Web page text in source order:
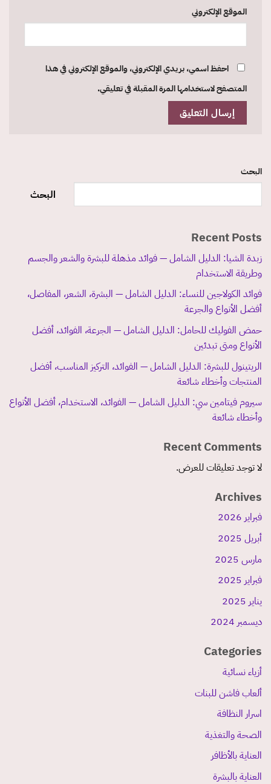
البحث
البحث
Recent Posts
زبدة الشيا: الدليل الشامل — فوائد مذهلة للبشرة والشعر والجسم
وطريقة الاستخدام
فوائد الكولاجين للنساء: الدليل الشامل — البشرة، الشعر، المفاصل،
أفضل الأنواع والجرعة
حمض الفوليك للحامل: الدليل الشامل — الجرعة، الفوائد، أفضل
الأنواع ومتى تبدئين
الريتينول للبشرة: الدليل الشامل — الفوائد، التركيز المناسب، أفضل
المنتجات وأخطاء شائعة
سيروم فيتامين سي: الدليل الشامل — الفوائد، الاستخدام، أفضل الأنواع
وأخطاء شائعة
Recent Comments
لا توجد تعليقات للعرض.
Archives
فبراير 2026
أبريل 2025
مارس 2025
فبراير 2025
يناير 2025
ديسمبر 2024
Categories
أزياء نسائية
ألعاب فاشن للبنات
اسرار النظافة
الصحة والتغذية
العناية بالأظافر
العناية بالبشرة
الموقع الإلكتروني
احفظ اسمي، بريدي الإلكتروني، والموقع الإلكتروني في هذا
المتصفح لاستخدامها المرة المقبلة في تعليقي.